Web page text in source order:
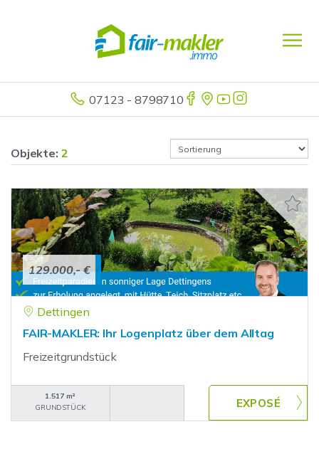
07123 - 8798710
Objekte: 2
129.000,- €
Dettingen
FAIR-MAKLER: Ihr Logenplatz über dem Alltag
Freizeitgrundstück
1.517 m²
GRUNDSTÜCK